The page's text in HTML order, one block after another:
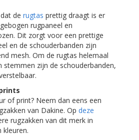
de rugtas prettig draagt is er
rugpaneel en
Dit zorgt voor een prettige
en de schouderbanden zijn
mesh. Om de rugtas helemaal
zijn de schouderbanden,
of print? Neem dan eens een
van Dakine. Op deze
rugzakken van dit merk in
kleuren.